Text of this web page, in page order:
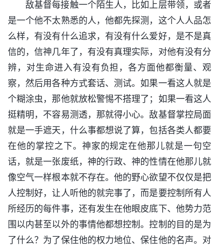
敌基督每接触一个陌生人，比如上层带领，或者
是一个他不太熟悉的人，他都先探测，这个人人品怎
么样，有没有什么追求，有没有什么爱好，是不是真
信的，信神几年了，有没有真理实际，对他有没有分
辨，对生命进入有没有负担，各方面他都衡量、观
察，然后用各种方式套话、测试。如果一看这人就是
个糊涂虫，那他就放松警惕不搭理了；如果一看这人
挺精明，不容易测透，那就得小心。敌基督掌控局面
就是一手遮天，什么事都想说了算，包括各类人都要
在他的掌控之下。神家的规定在他那儿就是一句空
话，就是一张废纸，神的行政、神的性情在他那儿就
像空气一样根本就不存在。他的野心欲望不仅仅是把
人控制好，让人听他的就完事了，而是要控制所有人
所经历的每件事，还有发生在他眼皮底下、他势力范
围以内甚至以外的事情他都想控制。控制的目的是为
了什么？为了保住他的权力地位、保住他的名声。对